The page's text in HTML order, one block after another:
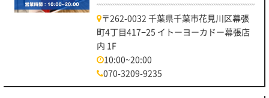
〒262-0032 千葉県千葉市花見川区幕張
町4丁目417−25 イトーヨーカドー幕張店
内 1F
10:00~20:00
070-3209-9235